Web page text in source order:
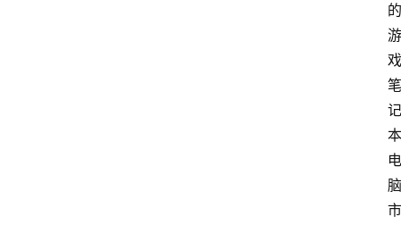
的
游
戏
笔
记
本
电
脑
市